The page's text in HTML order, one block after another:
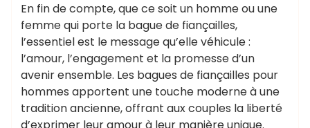
En fin de compte, que ce soit un homme ou une
femme qui porte la bague de fiançailles,
l’essentiel est le message qu’elle véhicule :
l’amour, l’engagement et la promesse d’un
avenir ensemble. Les bagues de fiançailles pour
hommes apportent une touche moderne à une
tradition ancienne, offrant aux couples la liberté